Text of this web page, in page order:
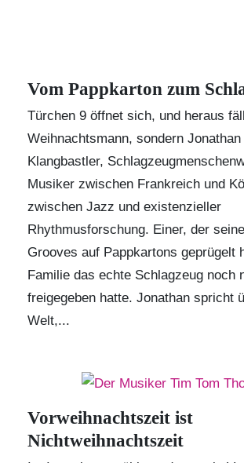
Vom Pappkarton zum
Türchen 9 öffnet sich, und heraus
Weihnachtsmann, sondern
Klangbastler,
Musiker zwischen Frankreich und
zwischen Jazz und existenzieller
Rhythmusforschung. Einer, der
Grooves auf Pappkartons geprügelt
Familie das echte Schlagzeug noch
freigegeben hatte. Jonathan spricht
Welt,...
Vorweihnachtszeit ist
Nichtweihnachtszeit